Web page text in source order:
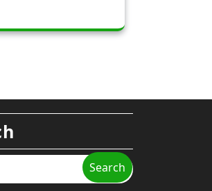
Search